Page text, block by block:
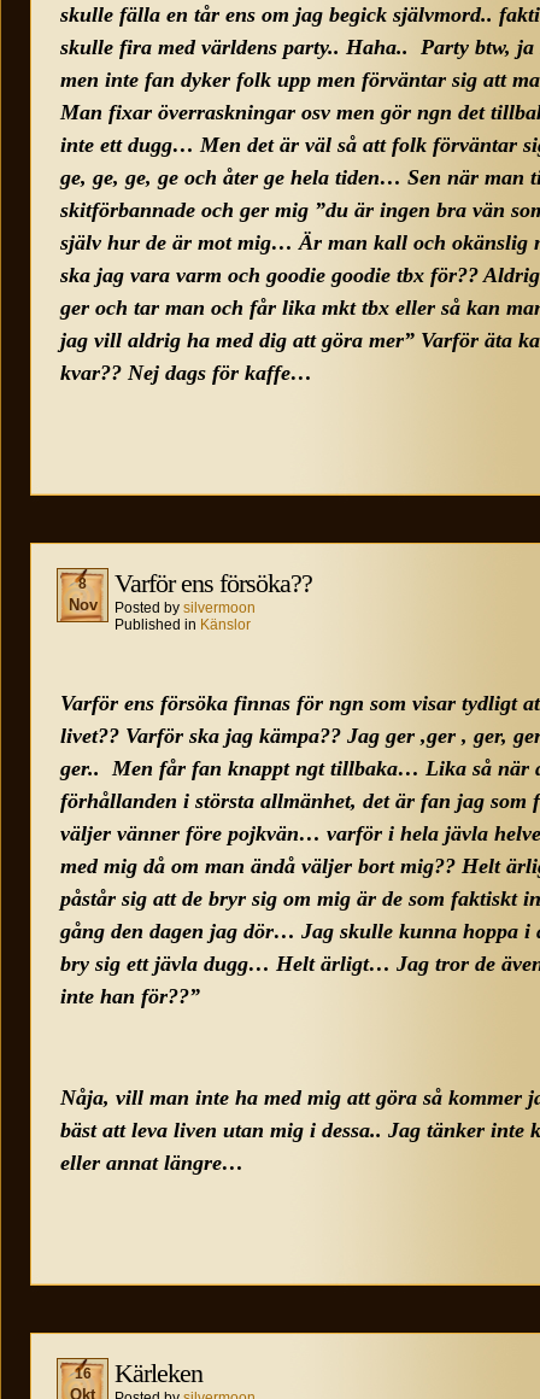
skulle fälla en tår ens om jag begick självmord..
skulle fira med världens party.. Haha.. Party btw, ja
men inte fan dyker folk upp men förväntar sig att
Man fixar överraskningar osv men gör ngn det
inte ett dugg… Men det är väl så att folk förväntar
ge, ge, ge, ge och åter ge hela tiden… Sen när man
skitförbannade och ger mig ”du är ingen bra vän
själv hur de är mot mig… Är man kall och okänslig
ska jag vara varm och goodie goodie tbx för??
ger och tar man och får lika mkt tbx eller så kan
jag vill aldrig ha med dig att göra mer” Varför äta
kvar?? Nej dags för kaffe…
8
Nov
Varför ens försöka??
Posted by silvermoon
Published in Känslor
Varför ens försöka finnas för ngn som visar tydligt
livet?? Varför ska jag kämpa?? Jag ger ,ger , ger,
ger.. Men får fan knappt ngt tillbaka… Lika så när
förhållanden i största allmänhet, det är fan jag
väljer vänner före pojkvän… varför i hela jävla
med mig då om man ändå väljer bort mig?? Helt
påstår sig att de bryr sig om mig är de som faktiskt
gång den dagen jag dör… Jag skulle kunna hoppa i
bry sig ett jävla dugg… Helt ärligt… Jag tror de
inte han för??”
Nåja, vill man inte ha med mig att göra så kommer
bäst att leva liven utan mig i dessa.. Jag tänker inte
eller annat längre…
16
Okt
Kärleken